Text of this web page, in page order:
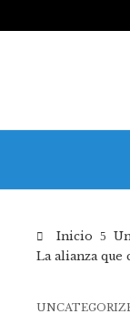
Inicio
La alianza que